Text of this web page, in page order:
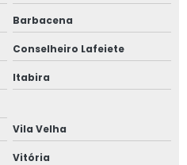
obras
Barbacena
Conselheiro Lafeiete
Itabira
Vila Velha
Vitória